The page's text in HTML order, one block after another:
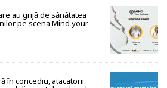
au grijă de sănătatea
pe scena Mind your
în concediu, atacatorii